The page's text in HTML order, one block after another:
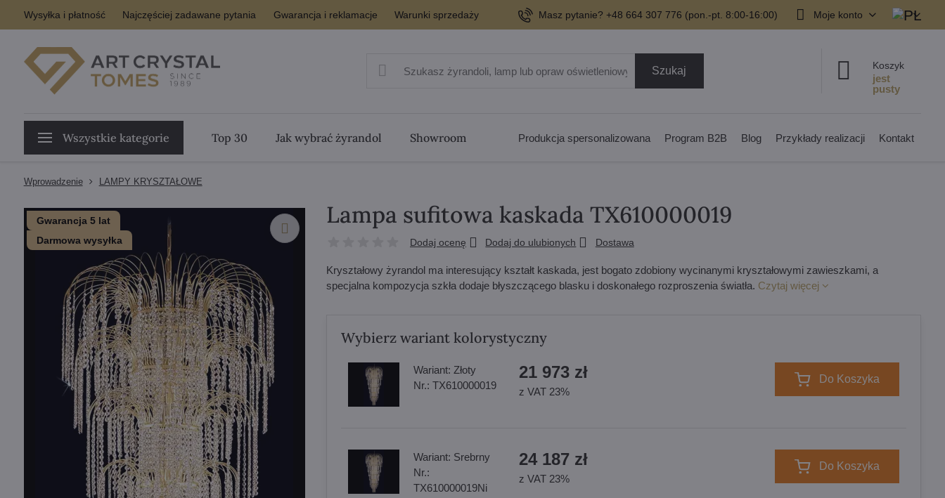
Wysyłka i płatność Najczęściej zadawane pytania Gwarancja i reklamacje Warunki sprzedaży Masz pytanie? +48 664 307 776 (pon.-pt. 8:00-16:00) Moje konto
Szukaj Koszyk
Wszystkie kategorie Top 30 Jak wybrać żyrandol Showroom Produkcja spersonalizowana Program B2B Blog Przykłady realizacji Kontakt
Wprowadzenie LAMPY KRYSZTAŁOWE
Gwarancja 5 lat
Darmowa wysyłka
Lampa sufitowa kaskada TX610000019
Dodaj ocenę Dodaj do ulubionych Dostawa
Kryształowy żyrandol ma interesujący kształt kaskada, jest bogato zdobiony wycinanymi kryształowymi zawieszkami, a
specjalna kompozycja szkła dodaje błyszczącego blasku i doskonałego rozproszenia światła. Czytaj więcej
Wybierz wariant kolorystyczny
Wariant: Złoty
Nr.: TX610000019
21 973 zł
z VAT 23%
Do Koszyka
Wariant: Srebrny
Nr.:
TX610000019Ni
24 187 zł
z VAT 23%
Do Koszyka